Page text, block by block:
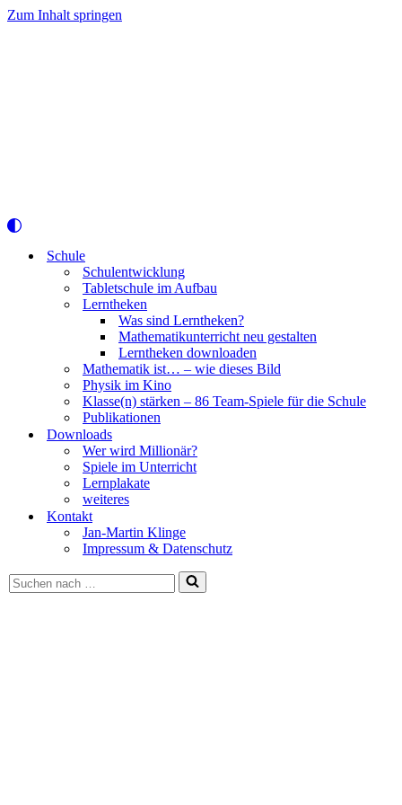
Zum Inhalt springen
Schule
Schulentwicklung
Tabletschule im Aufbau
Lerntheken
Was sind Lerntheken?
Mathematikunterricht neu gestalten
Lerntheken downloaden
Mathematik ist… – wie dieses Bild
Physik im Kino
Klasse(n) stärken – 86 Team-Spiele für die Schule
Publikationen
Downloads
Wer wird Millionär?
Spiele im Unterricht
Lernplakate
weiteres
Kontakt
Jan-Martin Klinge
Impressum & Datenschutz
Suchen
nach …